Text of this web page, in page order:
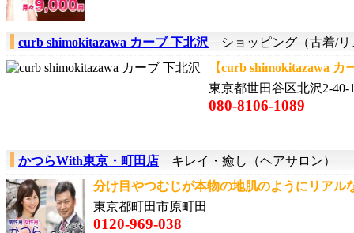
curb shimokitazawa カーブ 下北沢 ショッピング（古着/リ
【curb shimokitazawa
東京都世田谷区北沢2-40-
080-8106-1089
かつらWith東京・町田店 キレイ・癒し（ヘアサロン）
分け目やつむじが本物の地肌のようにリア
東京都町田市原町田
0120-969-038